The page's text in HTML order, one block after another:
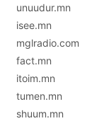
unuudur.mn
isee.mn
mglradio.com
fact.mn
itoim.mn
tumen.mn
shuum.mn